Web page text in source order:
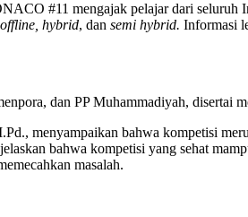
#11 mengajak pelajar dari seluruh
hybrid, dan semi hybrid. Informasi
dan PP Muhammadiyah, disertai
menyampaikan bahwa kompetisi
bahwa kompetisi yang sehat
masalah.